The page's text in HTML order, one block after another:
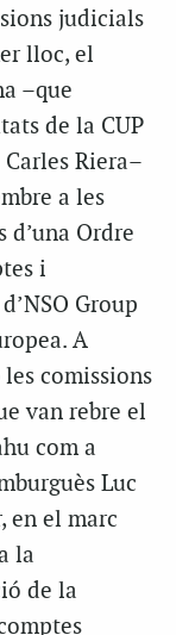
judicials
lloc, el
–que
de la CUP
Riera–
a les
Ordre
i
Group
A
comissions
van rebre el
com a
Luc
en el marc
la
de la